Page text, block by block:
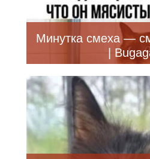
Минутка смеха —
|